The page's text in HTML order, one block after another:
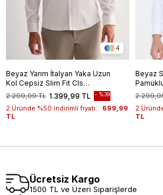
4
Beyaz Yarım İtalyan Yaka Uzun
Kol Cepsiz Slim Fit Cls
Gömlek 1004255174
1.399,99 TL
2.299,99 TL %39
2.Üründe %50 indirimli fiyatı:
699,99
TL
Beyaz
TL
Ücretsiz Kargo
1500 TL ve Üzeri Siparişlerde